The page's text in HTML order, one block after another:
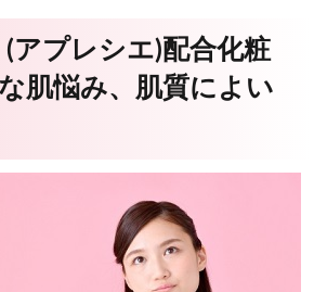
(アプレシエ)配合化粧
肌悩み、肌質によい